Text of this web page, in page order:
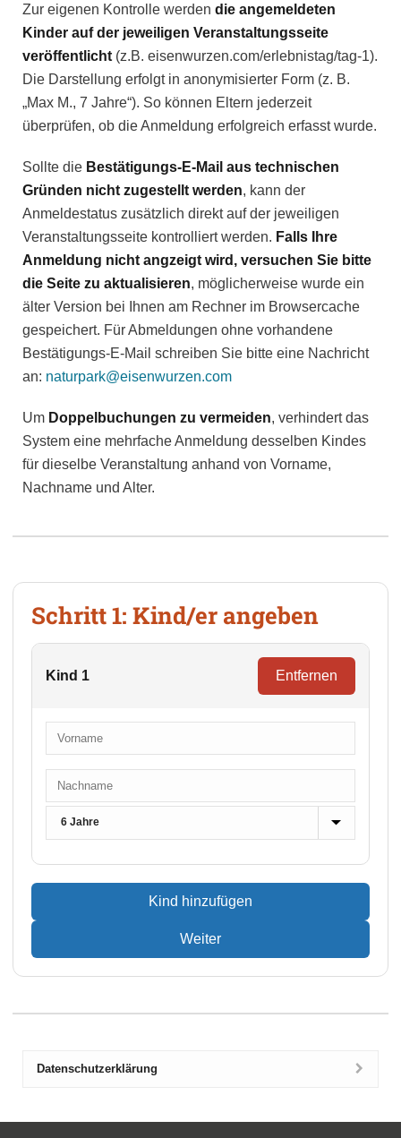
Zur eigenen Kontrolle werden die angemeldeten
Kinder auf der jeweiligen Veranstaltungsseite
veröffentlicht (z.B. eisenwurzen.com/erlebnistag/tag-1).
Die Darstellung erfolgt in anonymisierter Form (z. B.
„Max M., 7 Jahre“). So können Eltern jederzeit
überprüfen, ob die Anmeldung erfolgreich erfasst wurde.
Sollte die Bestätigungs-E-Mail aus technischen
Gründen nicht zugestellt werden, kann der
Anmeldestatus zusätzlich direkt auf der jeweiligen
Veranstaltungsseite kontrolliert werden. Falls Ihre
Anmeldung nicht angzeigt wird, versuchen Sie bitte
die Seite zu aktualisieren, möglicherweise wurde ein
älter Version bei Ihnen am Rechner im Browsercache
gespeichert. Für Abmeldungen ohne vorhandene
Bestätigungs-E-Mail schreiben Sie bitte eine Nachricht
an: naturpark@eisenwurzen.com
Um Doppelbuchungen zu vermeiden, verhindert das
System eine mehrfache Anmeldung desselben Kindes
für dieselbe Veranstaltung anhand von Vorname,
Nachname und Alter.
Schritt 1: Kind/er angeben
Kind 1 Entfernen
Kind hinzufügen
Weiter
Datenschutzerklärung